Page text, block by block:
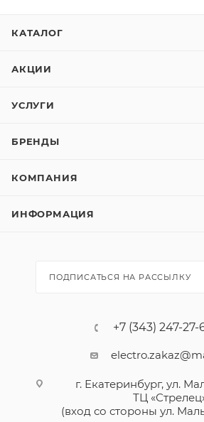
КАТАЛОГ
АКЦИИ
УСЛУГИ
БРЕНДЫ
КОМПАНИЯ
ИНФОРМАЦИЯ
ПОДПИСАТЬСЯ НА РАССЫЛКУ
+7 (343) 247-27-
г. Екатеринбург, ул.
ТЦ
(вход со стороны ул.